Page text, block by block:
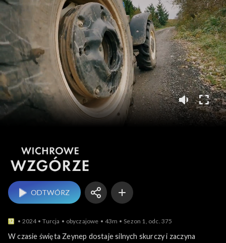
Wichrowe wzgórze
ODTWÓRZ
2024 Turcja obyczajowe 43m Sezon 1, odc. 375
W czasie święta Zeynep dostaje silnych skurczy i zaczyna